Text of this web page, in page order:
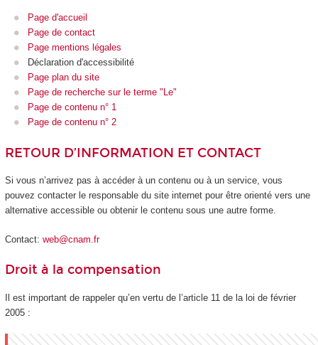
Page d'accueil
Page de contact
Page mentions légales
Déclaration d'accessibilité
Page plan du site
Page de recherche sur le terme "Le"
Page de contenu n° 1
Page de contenu n° 2
RETOUR D’INFORMATION ET CONTACT
Si vous n’arrivez pas à accéder à un contenu ou à un service, vous
pouvez contacter le responsable du site internet pour être orienté vers une
alternative accessible ou obtenir le contenu sous une autre forme.
Contact: web@cnam.fr
Droit à la compensation
Il est important de rappeler qu’en vertu de l’article 11 de la loi de février
2005 :